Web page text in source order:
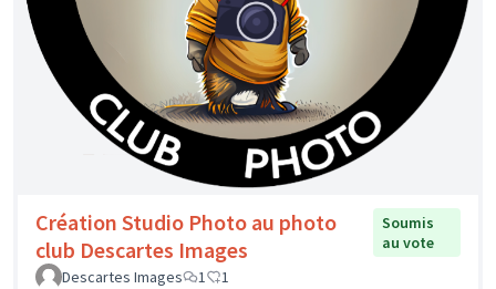
Création Studio Photo au photo
club Descartes Images
Soumis
au vote
Descartes Images
1 1